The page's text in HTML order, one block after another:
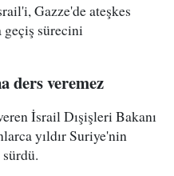
Gazze'de ateşkes
geçiş sürecini
ders veremez
İsrail Dışişleri Bakanı
yıldır Suriye'nin